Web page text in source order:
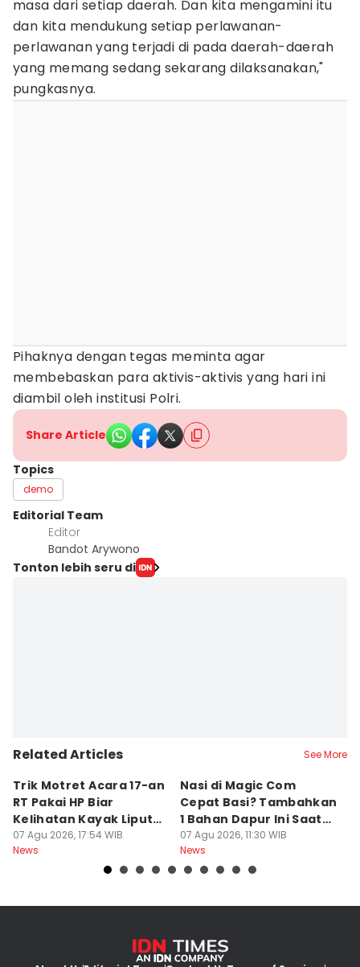
masa dari setiap daerah. Dan kita mengamini itu
dan kita mendukung setiap perlawanan-
perlawanan yang terjadi di pada daerah-daerah
yang memang sedang sekarang dilaksanakan,"
pungkasnya.
Pihaknya dengan tegas meminta agar
membebaskan para aktivis-aktivis yang hari ini
diambil oleh institusi Polri.
Share Article
Topics
demo
Editorial Team
Editor
Bandot Arywono
Tonton lebih seru di
Related Articles See More
Trik Motret Acara 17-an
RT Pakai HP Biar
Kelihatan Kayak Liputan
Festival Nasional
07 Agu 2026, 17:54 WIB
News
Nasi di Magic Com
Cepat Basi? Tambahkan
1 Bahan Dapur Ini Saat
Menanak, Awet 2 Hari
07 Agu 2026, 11:30 WIB
News